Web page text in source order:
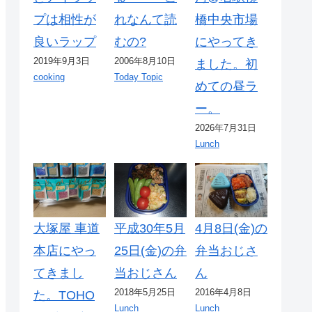
プは相性が
良いラップ
2019年9月3日
cooking
れなんて読
むの?
2006年8月10日
Today Topic
橋中央市場
にやってき
ました。初
めての昼ラ
ー。
2026年7月31日
Lunch
大塚屋 車道
本店にやっ
てきまし
た。TOHO
平成30年5月
25日(金)の弁
当おじさん
2018年5月25日
Lunch
4月8日(金)の
弁当おじさ
ん
2016年4月8日
Lunch